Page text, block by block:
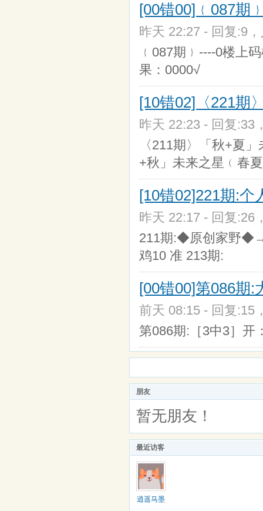
[00错00]﹛087期
昨天 22:27 - 回复:9
﹛087期﹜----0楼上
果：0000√
[10错02]〈221
昨天 22:23 - 回复:33
〈211期〉「秋+夏
+秋」未来之星﹙春
[10错02]221期:个
昨天 22:17 - 回复:26
211期:◆原创家野
鸡10 准 213期:
[00错00]第086期:
前天 08:15 - 回复:15
第086期:［3中3］开
朋友
暂无朋友！
最近访客
逍遥马墨